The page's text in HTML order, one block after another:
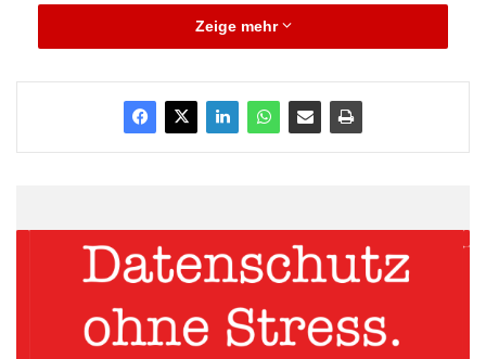
Zusammenarbeit mit dem Deutschen Krankenhausinstitut
und demografischer Wandel verursachen auf dem Land weit
Fachkräftemangel sind derzeit die größten Herausforderungen
für die ländlichen Krankenhäuser. Hier sind innovative Konzepte
und ein tiefgreifender Strukturwandel gefragt“, unterstreicht
Alexander Morton aus dem BDO Branchencenter Gesundheit
und Soziales.
Zeige mehr